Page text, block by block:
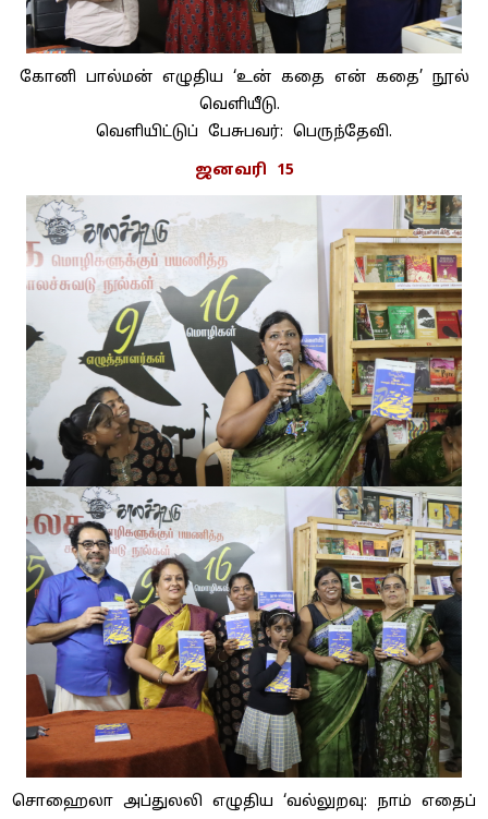
கோனி பால்மன் எழுதிய ‘உன் கதை என் கதை’ நூல்
வெளியீடு.
வெளியிட்டுப் பேசுபவர்: பெருந்தேவி.
ஜனவரி 15
சொஹைலா அப்துலலி எழுதிய ‘வல்லுறவு: நாம் எதைப்